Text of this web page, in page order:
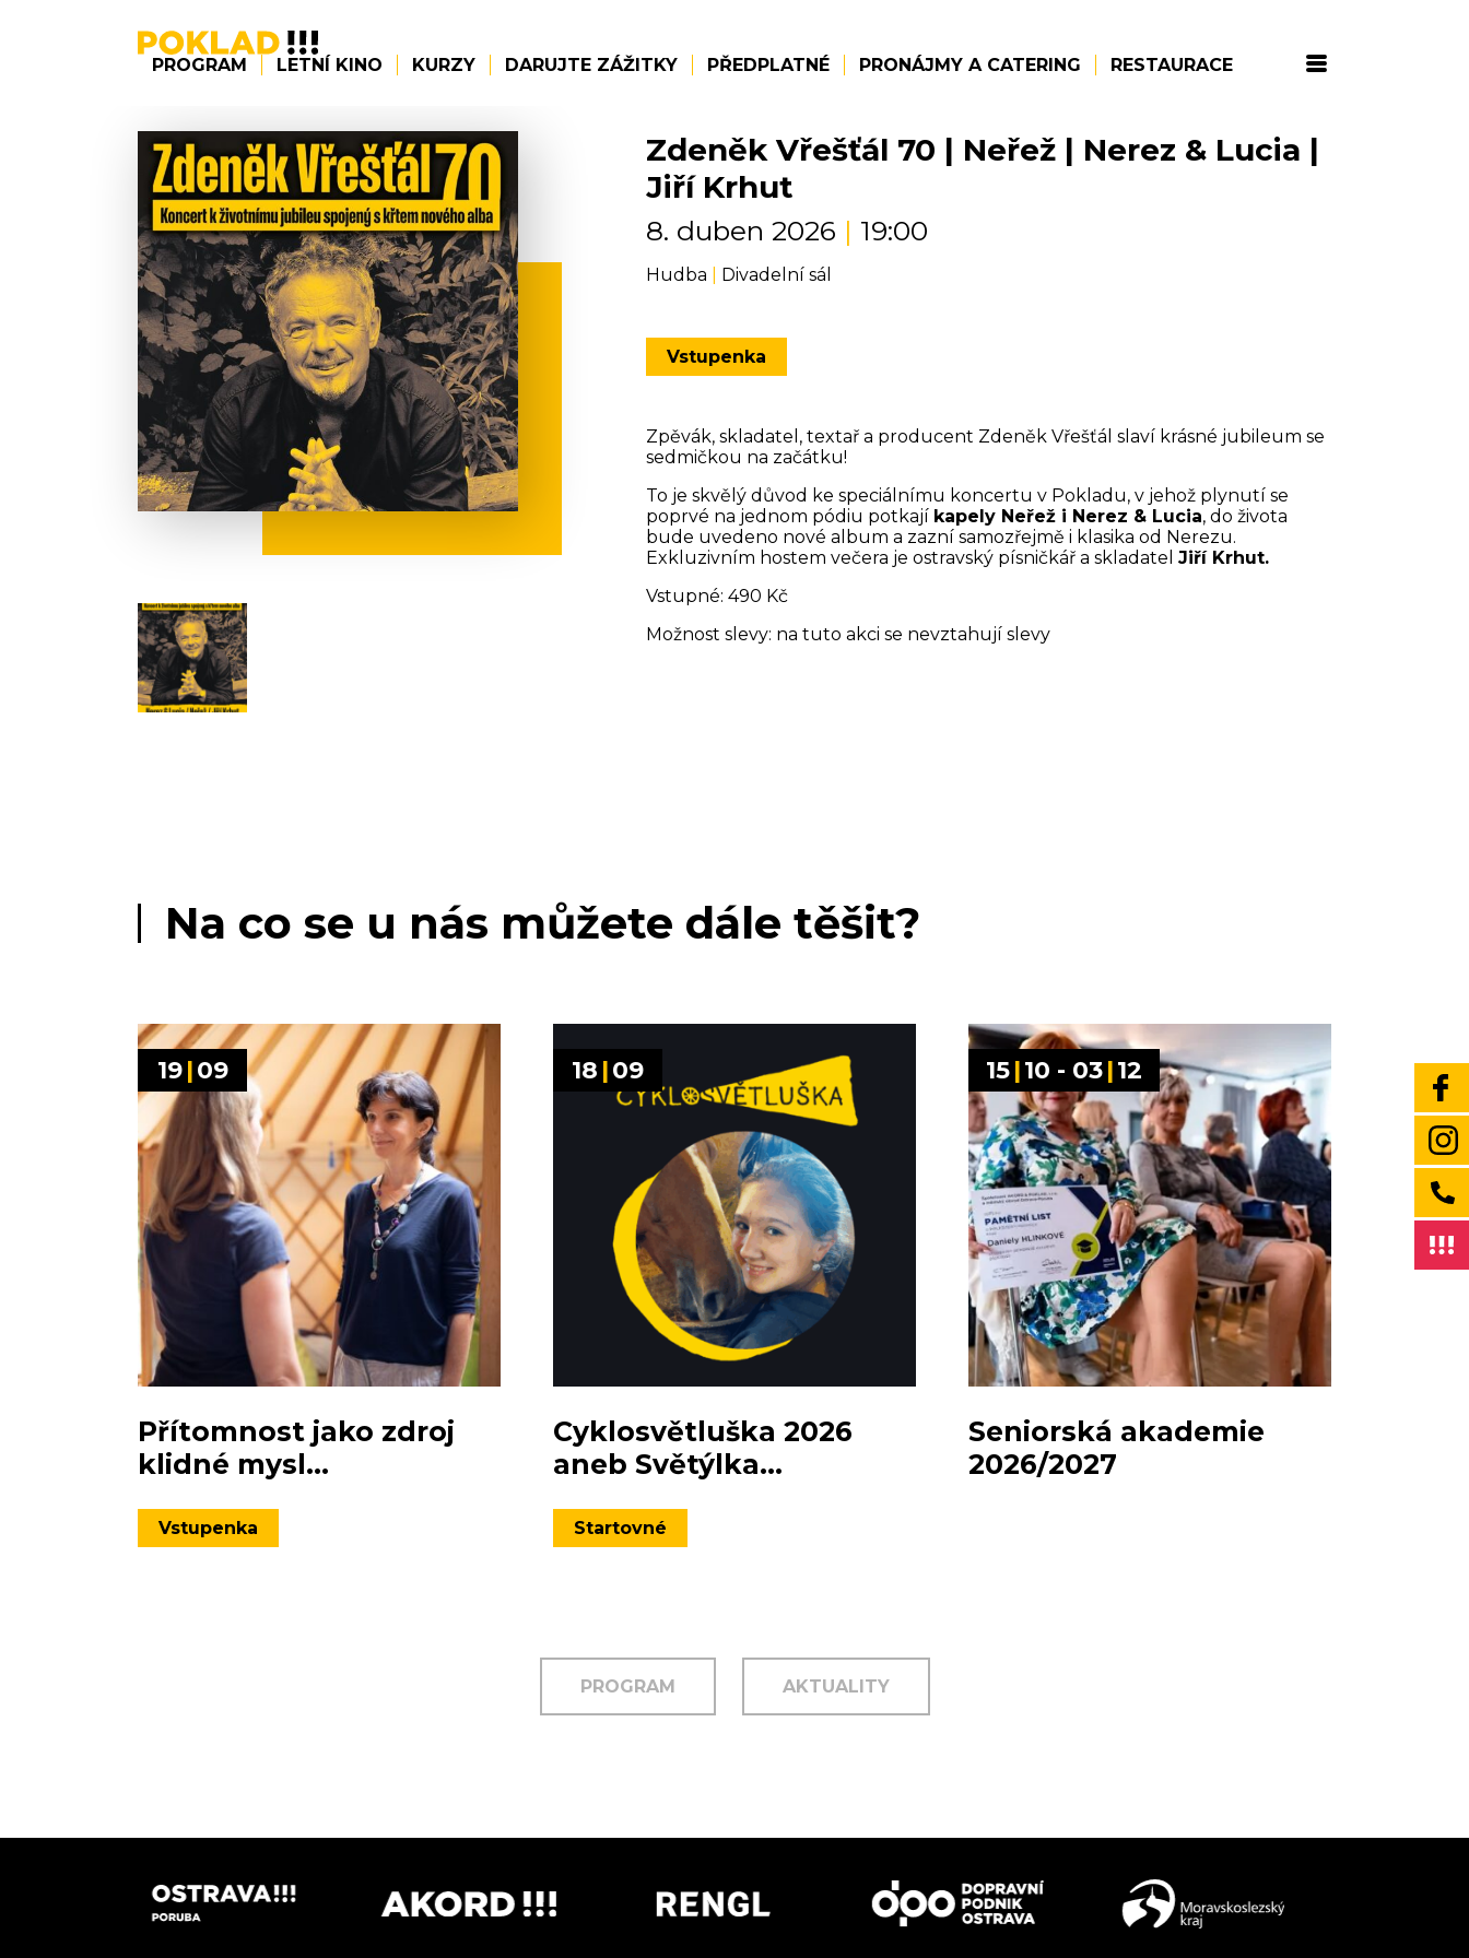
PROGRAM LETNÍ KINO KURZY DARUJTE ZÁŽITKY PŘEDPLATNÉ PRONÁJMY A CATERING RESTAURACE
Zdeněk Vřešťál 70 | Neřež | Nerez & Lucia |
Jiří Krhut
8. duben 2026 | 19:00
Hudba Divadelní sál
Vstupenka
Zpěvák, skladatel, textař a producent Zdeněk Vřešťál slaví krásné jubileum se
sedmičkou na začátku!
To je skvělý důvod ke speciálnímu koncertu v Pokladu, v jehož plynutí se
poprvé na jednom pódiu potkají kapely Neřež i Nerez & Lucia, do života
bude uvedeno nové album a zazní samozřejmě i klasika od Nerezu.
Exkluzivním hostem večera je ostravský písničkář a skladatel Jiří Krhut.
Vstupné: 490 Kč
Možnost slevy: na tuto akci se nevztahují slevy
Na co se u nás můžete dále těšit?
19 |09
Přítomnost jako zdroj
klidné mysl...
Vstupenka
18 |09
Cyklosvětluška 2026
aneb Světýlka...
Startovné
15|10 - 03|12
Seniorská akademie
2026/2027
PROGRAM AKTUALITY